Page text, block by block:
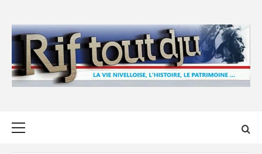
content